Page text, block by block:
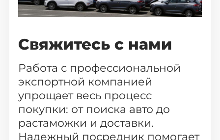
Свяжитесь с нами
Работа с профессиональной
экспортной компанией
упрощает весь процесс
покупки: от поиска авто до
растаможки и доставки.
Надежный посредник помогает